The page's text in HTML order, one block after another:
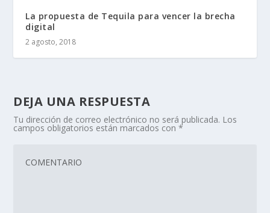
La propuesta de Tequila para vencer la brecha
digital
2 agosto, 2018
DEJA UNA RESPUESTA
Tu dirección de correo electrónico no será publicada. Los
campos obligatorios están marcados con*